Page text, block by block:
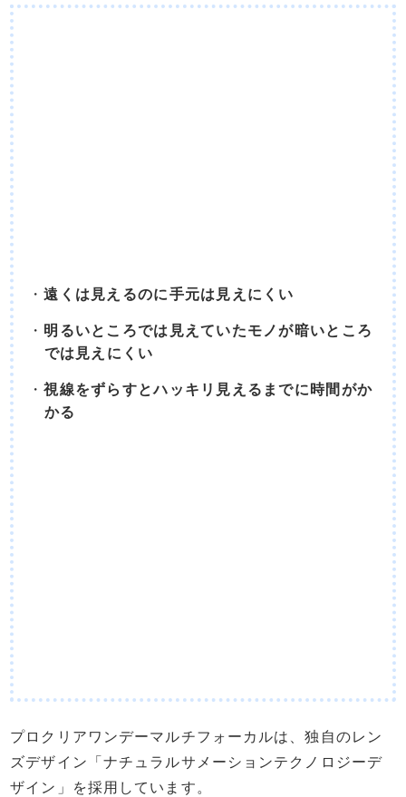
遠くは見えるのに手元は見えにくい
明るいところでは見えていたモノが暗いところ
では見えにくい
視線をずらすとハッキリ見えるまでに時間がか
かる
プロクリアワンデーマルチフォーカルは、独自のレン
ズデザイン「ナチュラルサメーションテクノロジーデ
ザイン」を採用しています。